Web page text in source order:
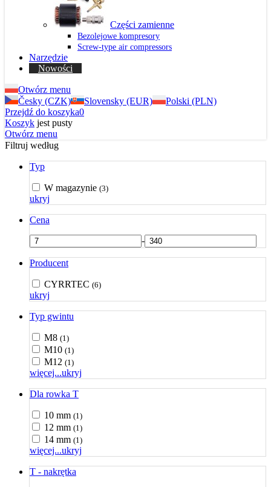
Części zamienne
Bezolejowe kompresory
Screw-type air compressors
Narzędzie
Nowości
Otwórz menu
Česky (CZK)
Slovensky (EUR)
Polski (PLN)
Przejdź do koszyka0
Koszyk jest pusty
Otwórz menu
Filtruj według
Typ
W magazynie (3)
ukryj
Cena
-
Producent
CYRRTEC (6)
ukryj
Typ gwintu
M8 (1)
M10 (1)
M12 (1)
więcej...ukryj
Dla rowka T
10 mm (1)
12 mm (1)
14 mm (1)
więcej...ukryj
T - nakrętka